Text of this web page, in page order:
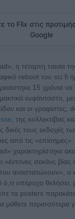
το Flix στις
Google
η τέταρτη ταινία
reboot του sci fi
15 χρόνια να
ευφάνταστο,
και οι γραφίστες,
, της κολλεκτίβας
δικές τους εκδοχές
από τις
χαρακτηρίστηκε
«έντονες σεκάνς βίας
που αναστατώνουν», ο
ό,τι υπέροχο θελήσει,
τα posters
μάθετε περισσότερα